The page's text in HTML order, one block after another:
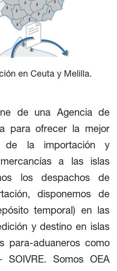
en Ceuta y Melilla.
de una Agencia de
para ofrecer la mejor
de la importación y
a las islas
los despachos de
disponemos de
temporal) en las
y destino en islas
para-aduaneros como
SOIVRE. Somos OEA